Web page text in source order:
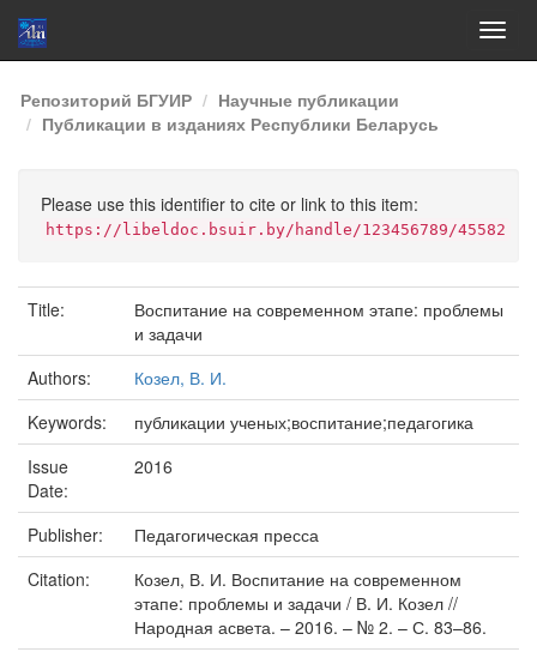
Skip
navigation
Репозиторий БГУИР
Научные публикации
Публикации в изданиях Республики Беларусь
Please use this identifier to cite or link to this item:
https://libeldoc.bsuir.by/handle/123456789/45582
Title:
Воспитание на современном этапе: проблемы
и задачи
Authors:
Козел, В. И.
Keywords:
публикации ученых;воспитание;педагогика
Issue
Date:
2016
Publisher:
Педагогическая пресса
Citation:
Козел, В. И. Воспитание на современном
этапе: проблемы и задачи / В. И. Козел //
Народная асвета. – 2016. – № 2. – С. 83–86.